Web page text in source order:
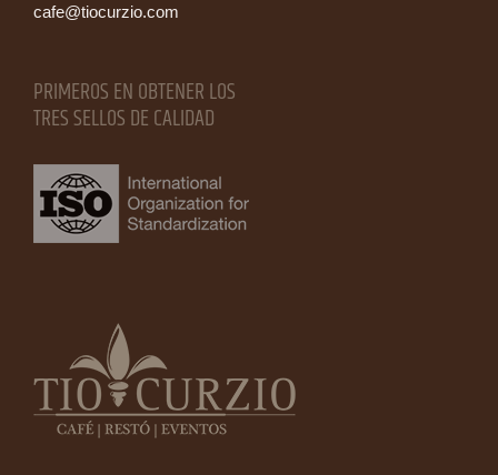
cafe@tiocurzio.com
PRIMEROS EN OBTENER LOS
TRES SELLOS DE CALIDAD